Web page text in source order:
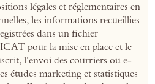
légales et réglementaires en
les informations recueillies
dans un fichier
pour la mise en place et le
l’envoi des courriers ou e-
études marketing et statistiques